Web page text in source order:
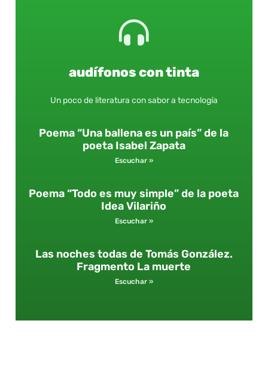
audífonos con tinta
Un poco de literatura con sabor a tecnología
Poema “Una ballena es un país” de la
poeta Isabel Zapata
Escuchar »
Poema “Todo es muy simple” de la poeta
Idea Vilariño
Escuchar »
Las noches todas de Tomás González.
Fragmento La muerte
Escuchar »